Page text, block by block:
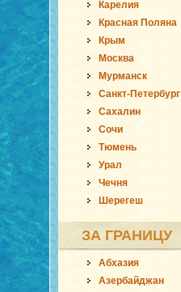
Карелия
Красная Поляна
Крым
Москва
Мурманск
Санкт-Петербург
Сахалин
Сочи
Тюмень
Урал
Чечня
Шерегеш
ЗА ГРАНИЦУ
Абхазия
Азербайджан